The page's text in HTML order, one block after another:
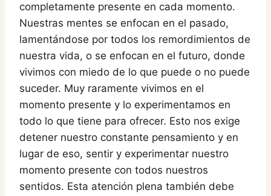
completamente presente en cada momento.
Nuestras mentes se enfocan en el pasado,
lamentándose por todos los remordimientos de
nuestra vida, o se enfocan en el futuro, donde
vivimos con miedo de lo que puede o no puede
suceder. Muy raramente vivimos en el
momento presente y lo experimentamos en
todo lo que tiene para ofrecer. Esto nos exige
detener nuestro constante pensamiento y en
lugar de eso, sentir y experimentar nuestro
momento presente con todos nuestros
sentidos. Esta atención plena también debe